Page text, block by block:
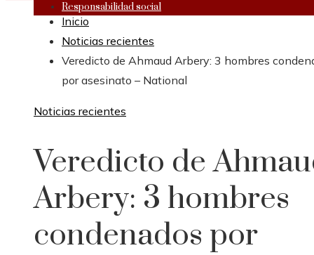
Responsabilidad social
Inicio
Noticias recientes
Veredicto de Ahmaud Arbery: 3 hombres
por asesinato – National
Noticias recientes
Veredicto de
Arbery: 3 hombres
condenados por